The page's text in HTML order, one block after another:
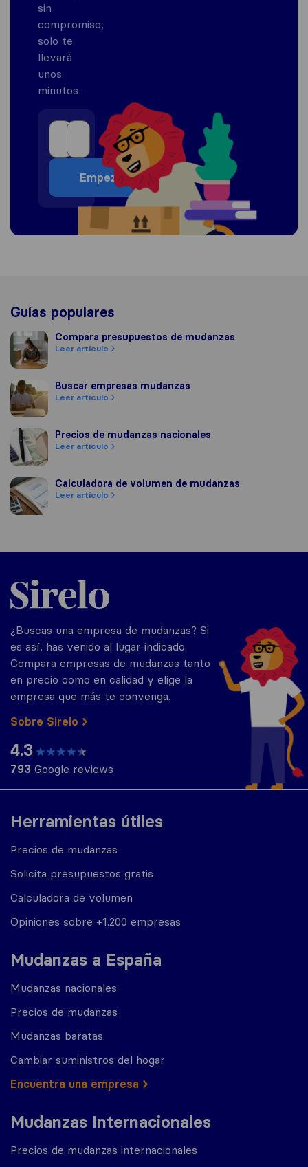
Guías populares
Compara presupuestos de mudanzas
Compara presupuestos de mudanzas
Leer artículo
Buscar empresas mudanzas
Buscar empresas mudanzas
Leer artículo
Precios de mudanzas nacionales
Precios de mudanzas nacionales
Leer artículo
Calculadora de volumen de mudanzas
Calculadora de volumen de mudanzas
Leer artículo
sin
compromiso,
solo te
llevará
unos
minutos
Empezar
Herramientas útiles
Precios de mudanzas
Solicita presupuestos gratis
Calculadora de volumen
Opiniones sobre +1.200 empresas
Mudanzas a España
Mudanzas nacionales
Precios de mudanzas
Mudanzas baratas
Cambiar suministros del hogar
Encuentra una empresa
Mudanzas Internacionales
Precios de mudanzas internacionales
Sirelo.es
¿Buscas una empresa de mudanzas? Si
es así, has venido al lugar indicado.
Compara empresas de mudanzas tanto
en precio como en calidad y elige la
empresa que más te convenga.
Sobre Sirelo
4.3
793 Google reviews